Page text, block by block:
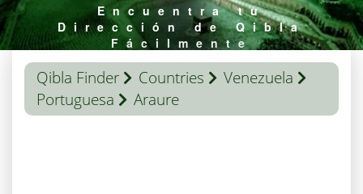
Encuentra tu
Dirección de Qibla
Fácilmente
Qibla Finder Countries
Venezuela
Portuguesa
Araure